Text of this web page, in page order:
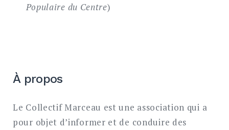
Populaire du Centre)
À propos
Le Collectif Marceau est une association qui a
pour objet d’informer et de conduire des